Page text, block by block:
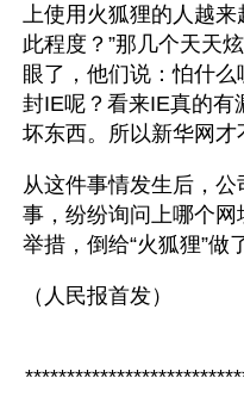
上使用火狐狸的人越来
此程度？”那几个天天
眼了，他们说：怕什
封IE呢？看来IE真的有
坏东西。所以新华网才
从这件事情发生后，公
事，纷纷询问上哪个
举措，倒给“火狐狸”
（人民报首发）